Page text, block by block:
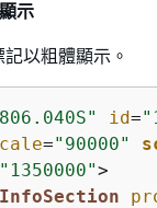
示
以粗體顯示。
id=
="90000"
"1350000">